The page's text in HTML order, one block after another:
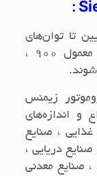
:
تا توان‌های
بسیار بالا و همچنین دورهای متنوع و معمول ۹۰۰ ،
زیمنس
و اندازه‌های
، صنایع
دریایی ،
، صنایع معدنی